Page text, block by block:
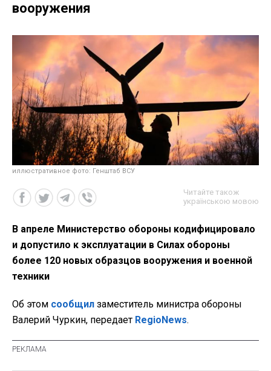
вооружения
иллюстративное фото: Генштаб ВСУ
Читайте також
українською мовою
В апреле Министерство обороны кодифицировало
и допустило к эксплуатации в Силах обороны
более 120 новых образцов вооружения и военной
техники
Об этом сообщил заместитель министра обороны
Валерий Чуркин, передает RegioNews.